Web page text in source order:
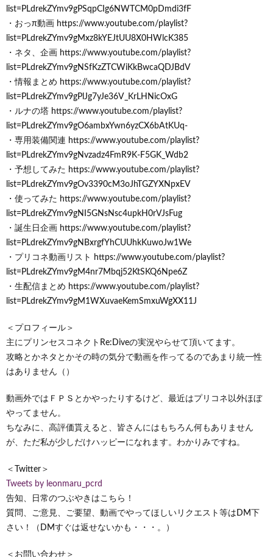
list=PLdrekZYmv9gPSqpCIg6NWTCM0pDmdi3fF
・おっπ動画 https://www.youtube.com/playlist?
list=PLdrekZYmv9gMxz8kYEJtUU8X0HWlcK385
・ネタ、企画 https://www.youtube.com/playlist?
list=PLdrekZYmv9gNSfKzZTCWiKkBwcaQDJBdV
・情報まとめ https://www.youtube.com/playlist?
list=PLdrekZYmv9gPlJg7yJe36V_KrLHNicOxG
・ルナの塔 https://www.youtube.com/playlist?
list=PLdrekZYmv9gO6ambxYwn6yzCX6bAtKUq-
・専用装備関連 https://www.youtube.com/playlist?
list=PLdrekZYmv9gNvzadz4FmR9K-F5GK_Wdb2
・予想してみた https://www.youtube.com/playlist?
list=PLdrekZYmv9gOv3390cM3oJhTGZYXNpxEV
・使ってみた https://www.youtube.com/playlist?
list=PLdrekZYmv9gNI5GNsNsc4upkH0rVJsFug
・誕生日企画 https://www.youtube.com/playlist?
list=PLdrekZYmv9gNBxrgfYhCUUhkKuwoJw1We
・プリコネ動画リスト https://www.youtube.com/playlist?
list=PLdrekZYmv9gM4nr7Mbqj52KtSKQ6Npe6Z
・生配信まとめ https://www.youtube.com/playlist?
list=PLdrekZYmv9gM1WXuvaeKemSmxuWgXX11J
＜プロフィール＞
主にプリンセスコネクトRe:Diveの実況やらせて頂いてます。
攻略とかネタとかその時の気分で動画を作ってるのであまり統一性
はありません（）
動画外ではＦＰＳとかやったりするけど、最近はプリコネ以外ほぼ
やってません。
ちなみに、高評価貰えると、皆さんにはもちろん何もありません
が、ただ私が少しだけハッピーになれます。わかりみですね。
＜Twitter＞
Tweets by leonmaru_pcrd
告知、日常のつぶやきはこちら！
質問、ご意見、ご要望、動画でやってほしいリクエスト等はDM下
さい！（DMすぐは返せないかも・・・。）
＜お問い合わせ＞